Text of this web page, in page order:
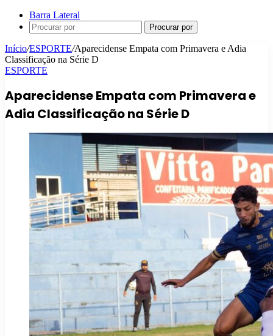
Barra Lateral
Procurar por
Início/ESPORTE/Aparecidense Empata com Primavera e Adia
Classificação na Série D
ESPORTE
Aparecidense Empata com Primavera e
Adia Classificação na Série D